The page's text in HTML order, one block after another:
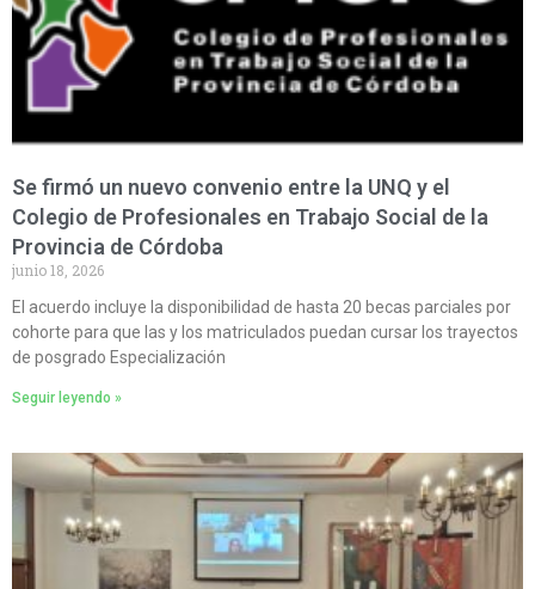
Se firmó un nuevo convenio entre la UNQ y el
Colegio de Profesionales en Trabajo Social de la
Provincia de Córdoba
junio 18, 2026
El acuerdo incluye la disponibilidad de hasta 20 becas parciales por
cohorte para que las y los matriculados puedan cursar los trayectos
de posgrado Especialización
Seguir leyendo »